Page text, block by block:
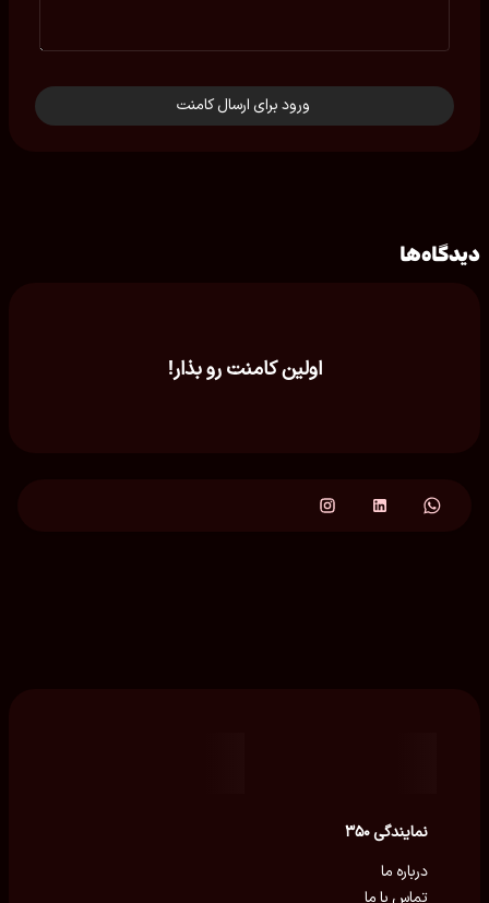
ورود برای ارسال کامنت
دیدگاه‌ها
اولین کامنت رو بذار!
نمایندگی ۳۵۰
درباره ما
تماس با ما